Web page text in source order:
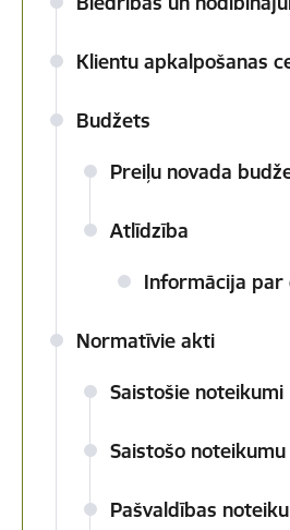
Klientu apkalpošanas
Budžets
Preiļu novada
Atlīdzība
Informācija par
Normatīvie akti
Saistošie noteikumi
Saistošo
Pašvaldības